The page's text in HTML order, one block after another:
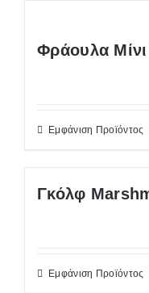
Φράουλα
Εμφάνιση Προϊόντος
Γκόλφ
Εμφάνιση Προϊόντος